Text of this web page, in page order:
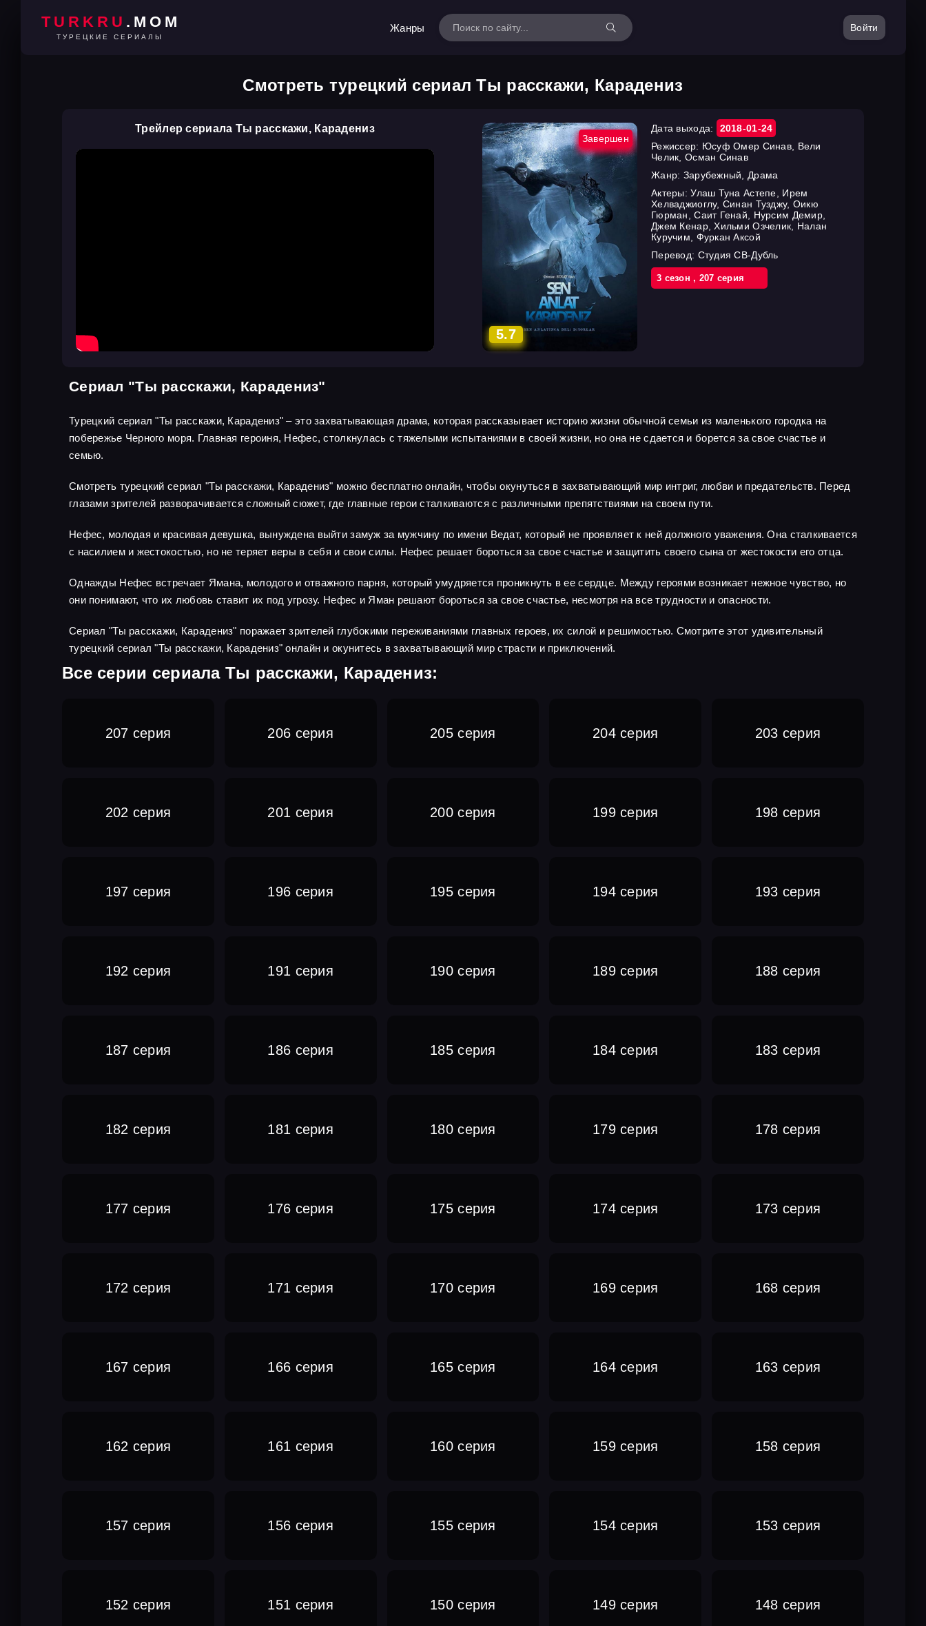
TURKRU .MOM
ТУРЕЦКИЕ СЕРИАЛЫ
Жанры Войти
Смотреть турецкий сериал Ты расскажи, Карадениз
Трейлер сериала Ты расскажи, Карадениз
Завершен
5.7
Дата выхода:
2018-01-24
Режиссер: Юсуф Омер Синав, Вели
Челик, Осман Синав
Жанр: Зарубежный, Драма
Актеры:Улаш Туна Астепе, Ирем
Хелваджиоглу, Синан Тузджу, Оикю
Гюрман, Саит Генай, Нурсим Демир,
Джем Кенар, Хильми Озчелик, Налан
Куручим, Фуркан Аксой
Перевод: Студия СВ-Дубль
3 cезон, 207 cерия
Сериал "Ты расскажи, Карадениз"
Турецкий сериал "Ты расскажи, Карадениз" – это захватывающая драма, которая рассказывает историю жизни обычной семьи из маленького городка на
побережье Черного моря. Главная героиня, Нефес, столкнулась с тяжелыми испытаниями в своей жизни, но она не сдается и борется за свое счастье и
семью.
Смотреть турецкий сериал "Ты расскажи, Карадениз" можно бесплатно онлайн, чтобы окунуться в захватывающий мир интриг, любви и предательств. Перед
глазами зрителей разворачивается сложный сюжет, где главные герои сталкиваются с различными препятствиями на своем пути.
Нефес, молодая и красивая девушка, вынуждена выйти замуж за мужчину по имени Ведат, который не проявляет к ней должного уважения. Она сталкивается
с насилием и жестокостью, но не теряет веры в себя и свои силы. Нефес решает бороться за свое счастье и защитить своего сына от жестокости его отца.
Однажды Нефес встречает Ямана, молодого и отважного парня, который умудряется проникнуть в ее сердце. Между героями возникает нежное чувство, но
они понимают, что их любовь ставит их под угрозу. Нефес и Яман решают бороться за свое счастье, несмотря на все трудности и опасности.
Сериал "Ты расскажи, Карадениз" поражает зрителей глубокими переживаниями главных героев, их силой и решимостью. Смотрите этот удивительный
турецкий сериал "Ты расскажи, Карадениз" онлайн и окунитесь в захватывающий мир страсти и приключений.
Все серии сериала Ты расскажи, Карадениз:
207 серия 206 серия 205 серия 204 серия 203 серия
202 серия 201 серия 200 серия 199 серия 198 серия
197 серия 196 серия 195 серия 194 серия 193 серия
192 серия 191 серия 190 серия 189 серия 188 серия
187 серия 186 серия 185 серия 184 серия 183 серия
182 серия 181 серия 180 серия 179 серия 178 серия
177 серия 176 серия 175 серия 174 серия 173 серия
172 серия 171 серия 170 серия 169 серия 168 серия
167 серия 166 серия 165 серия 164 серия 163 серия
162 серия 161 серия 160 серия 159 серия 158 серия
157 серия 156 серия 155 серия 154 серия 153 серия
152 серия 151 серия 150 серия 149 серия 148 серия